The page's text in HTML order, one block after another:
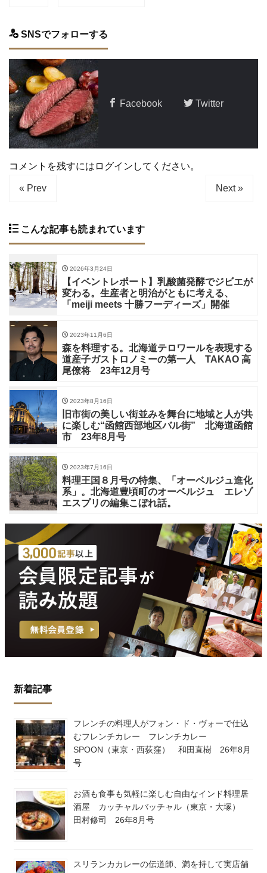
SNSでフォローする
Facebook Twitter
コメントを残すにはログインしてください。
« Prev Next »
こんな記事も読まれています
2026年3月24日
【イベントレポート】乳酸菌発酵でジビエが
変わる。生産者と明治がともに考える、
「meiji meets 十勝フーディーズ」開催
2023年11月6日
森を料理する。北海道テロワールを表現する
道産子ガストロノミーの第一人 TAKAO 高
尾僚将 23年12月号
2023年8月16日
旧市街の美しい街並みを舞台に地域と人が共
に楽しむ“函館西部地区バル街” 北海道函館
市 23年8月号
2023年7月16日
料理王国８月号の特集、「オーベルジュ進化
系」。北海道豊頃町のオーベルジュ エレゾ
エスプリの編集こぼれ話。
新着記事
フレンチの料理人がフォン・ド・ヴォーで仕込
むフレンチカレー フレンチカレー
SPOON（東京・西荻窪） 和田直樹 26年8月
号
お酒も食事も気軽に楽しむ自由なインド料理居
酒屋 カッチャルバッチャル（東京・大塚）
田村修司 26年8月号
スリランカカレーの伝道師、満を持して実店舗